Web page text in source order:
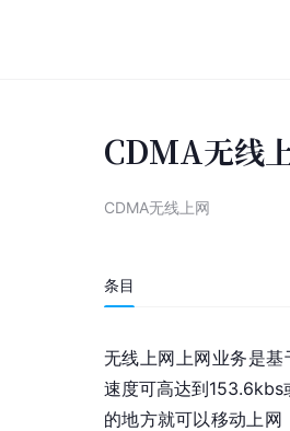
CDMA无线
CDMA无线上网
条目
无线上网上网业务是
速度可高达到
的地方就可以移动上